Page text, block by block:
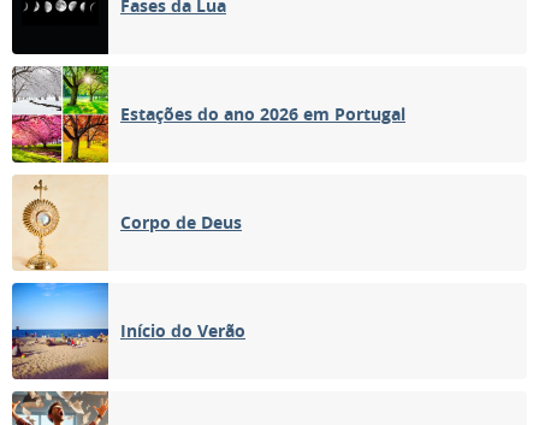
Fases da Lua
Estações do ano 2026 em Portugal
Corpo de Deus
Início do Verão